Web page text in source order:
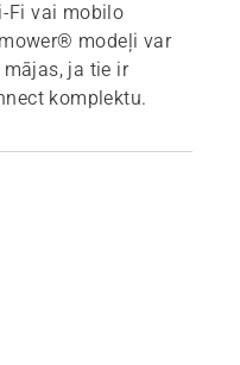
Fi vai mobilo
modeļi var
ja tie ir
komplektu.